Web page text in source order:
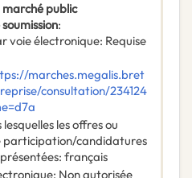
public
:
voie électronique: Requise
marches.megalis.bret
consultation/234124
les offres ou
participation/candidatures
: français
: Non autorisée